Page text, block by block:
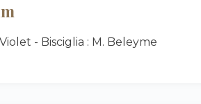
- Bisciglia : M. Beleyme